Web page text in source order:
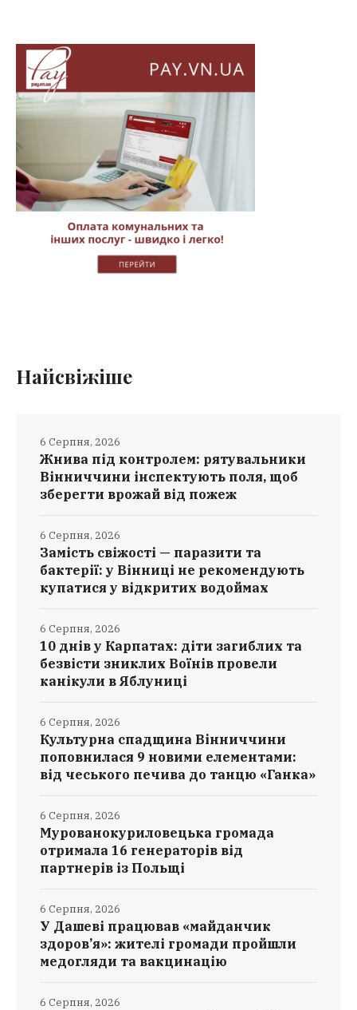
Найсвіжіше
Жнива під контролем: рятувальники
Вінниччини інспектують поля, щоб
зберегти врожай від пожеж
6 Серпня, 2026
Замість свіжості — паразити та
бактерії: у Вінниці не рекомендують
купатися у відкритих водоймах
6 Серпня, 2026
10 днів у Карпатах: діти загиблих та
безвісти зниклих Воїнів провели
канікули в Яблуниці
6 Серпня, 2026
Культурна спадщина Вінниччини
поповнилася 9 новими елементами:
від чеського печива до танцю «Ганка»
6 Серпня, 2026
Мурованокуриловецька громада
отримала 16 генераторів від
партнерів із Польщі
6 Серпня, 2026
У Дашеві працював «майданчик
здоров’я»: жителі громади пройшли
медогляди та вакцинацію
6 Серпня, 2026
6 Серпня, 2026